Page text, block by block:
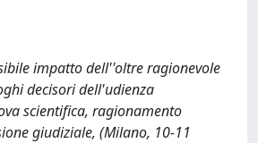
impatto dell''oltre ragionevole
decisori dell'udienza
scientifica, ragionamento
giudiziale, (Milano, 10-11